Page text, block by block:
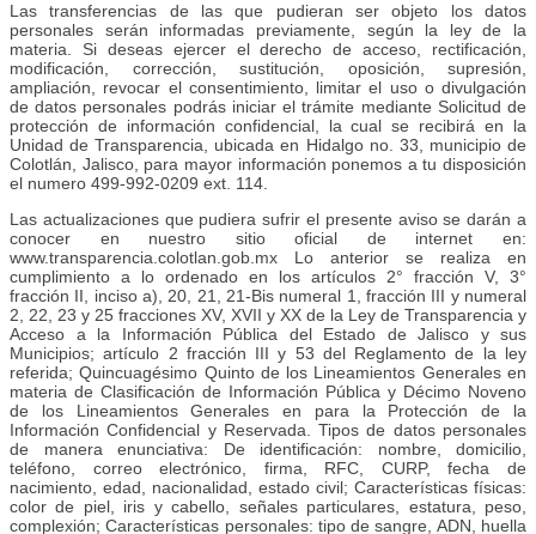
Las transferencias de las que pudieran ser objeto los datos
personales serán informadas previamente, según la ley de la
materia. Si deseas ejercer el derecho de acceso, rectificación,
modificación, corrección, sustitución, oposición, supresión,
ampliación, revocar el consentimiento, limitar el uso o divulgación
de datos personales podrás iniciar el trámite mediante Solicitud de
protección de información confidencial, la cual se recibirá en la
Unidad de Transparencia, ubicada en Hidalgo no. 33, municipio de
Colotlán, Jalisco, para mayor información ponemos a tu disposición
el numero 499-992-0209 ext. 114.
Las actualizaciones que pudiera sufrir el presente aviso se darán a
conocer en nuestro sitio oficial de internet en:
www.transparencia.colotlan.gob.mx Lo anterior se realiza en
cumplimiento a lo ordenado en los artículos 2° fracción V, 3°
fracción II, inciso a), 20, 21, 21-Bis numeral 1, fracción III y numeral
2, 22, 23 y 25 fracciones XV, XVII y XX de la Ley de Transparencia y
Acceso a la Información Pública del Estado de Jalisco y sus
Municipios; artículo 2 fracción III y 53 del Reglamento de la ley
referida; Quincuagésimo Quinto de los Lineamientos Generales en
materia de Clasificación de Información Pública y Décimo Noveno
de los Lineamientos Generales en para la Protección de la
Información Confidencial y Reservada. Tipos de datos personales
de manera enunciativa: De identificación: nombre, domicilio,
teléfono, correo electrónico, firma, RFC, CURP, fecha de
nacimiento, edad, nacionalidad, estado civil; Características físicas:
color de piel, iris y cabello, señales particulares, estatura, peso,
complexión; Características personales: tipo de sangre, ADN, huella